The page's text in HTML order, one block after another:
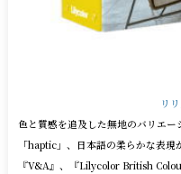
リ
色と質感を追及した無地のバリエ
「haptic」、日本語の柔らかな表
『V&A』、『Lilycolor British